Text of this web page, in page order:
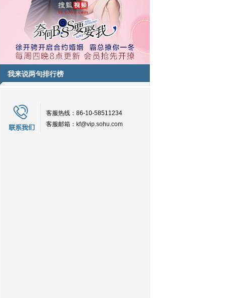
我来说两句排行榜
客服热线：86-10-58511234
客服邮箱： kf@vip.sohu.com